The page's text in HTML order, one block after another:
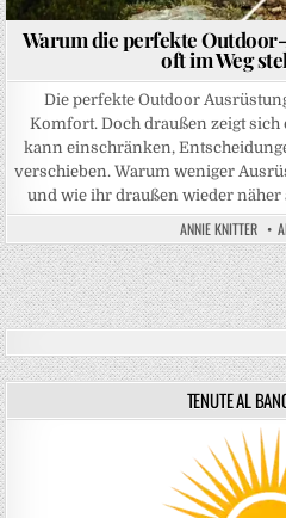
Warum die perfekte
oft im Weg
Die perfekte Outdoor
Komfort. Doch draußen zeigt sich
kann einschränken,
verschieben. Warum weniger
und wie ihr draußen wieder
ANNIE KNITTER
TENUTE AL